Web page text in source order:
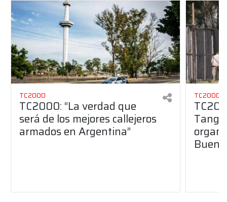
TC2000
TC2000: “La verdad que
será de los mejores callejeros
armados en Argentina”
TC2000